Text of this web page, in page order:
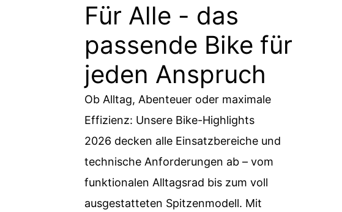
Für Alle - das
passende Bike für
jeden Anspruch
Ob Alltag, Abenteuer oder maximale
Effizienz: Unsere Bike-Highlights
2026 decken alle Einsatzbereiche und
technische Anforderungen ab – vom
funktionalen Alltagsrad bis zum voll
ausgestatteten Spitzenmodell. Mit